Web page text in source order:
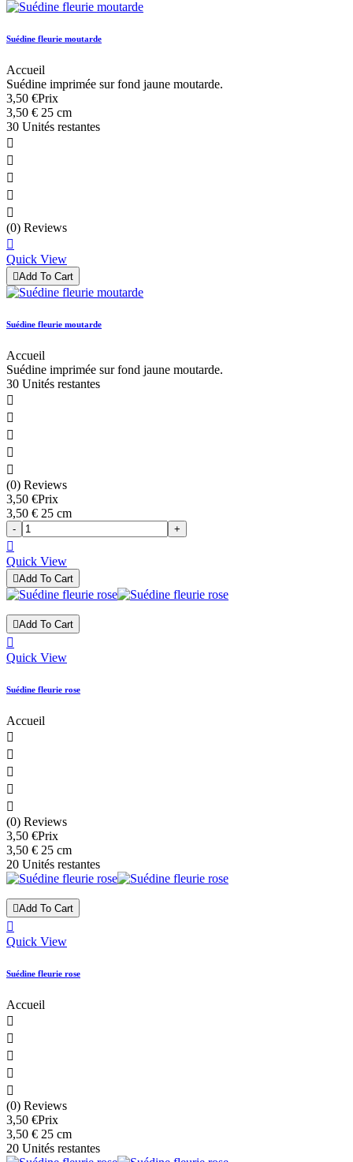
Suédine fleurie moutarde
Accueil
Suédine imprimée sur fond jaune moutarde.
3,50 €Prix
3,50 € 25 cm
30 Unités restantes





(0) Reviews

Quick View
Add To Cart
Suédine fleurie moutarde
Accueil
Suédine imprimée sur fond jaune moutarde.
30 Unités restantes





(0) Reviews
3,50 €Prix
3,50 € 25 cm
- +

Quick View
Add To Cart
Add To Cart

Quick View
Suédine fleurie rose
Accueil





(0) Reviews
3,50 €Prix
3,50 € 25 cm
20 Unités restantes
Add To Cart

Quick View
Suédine fleurie rose
Accueil





(0) Reviews
3,50 €Prix
3,50 € 25 cm
20 Unités restantes